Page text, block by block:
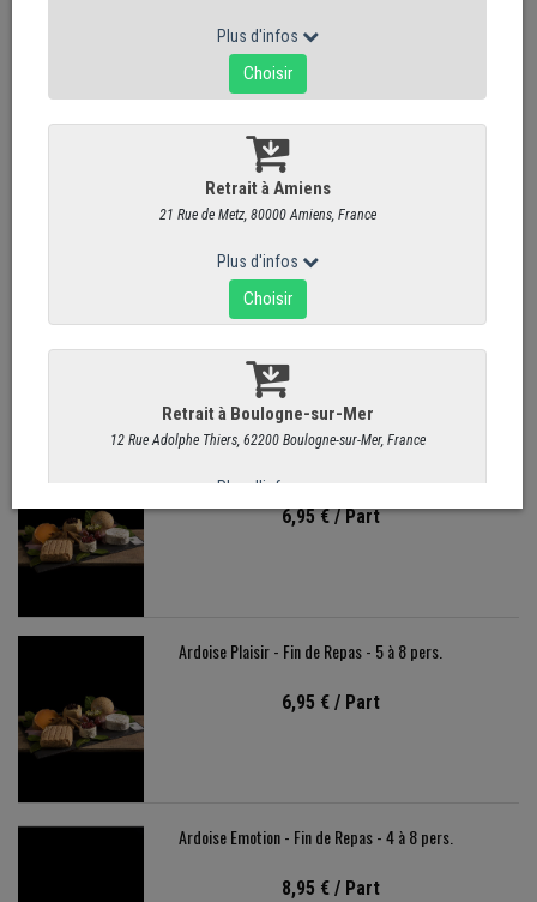
Plateau Prestige - Fin de Repas - 8 pers. et
+
10,95 €
Ardoise Prestige - Fin de Repas - 4 à 8 pers.
10,95 €/ Part
6,95 €/ Part
Ardoise Plaisir - Fin de Repas - 5 à 8 pers.
6,95 € / Part
Ardoise Emotion - Fin de Repas - 4 à 8 pers.
8,95 € / Part